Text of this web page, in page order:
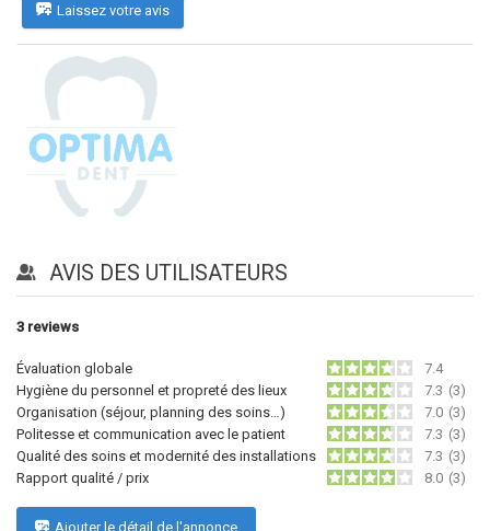
Laissez votre avis
AVIS DES UTILISATEURS
3 reviews
Évaluation globale
7.4
Hygiène du personnel et propreté des lieux
7.3 (3)
Organisation (séjour, planning des soins…)
7.0 (3)
Politesse et communication avec le patient
7.3 (3)
Qualité des soins et modernité des installations
7.3 (3)
Rapport qualité / prix
8.0 (3)
Ajouter le détail de l'annonce